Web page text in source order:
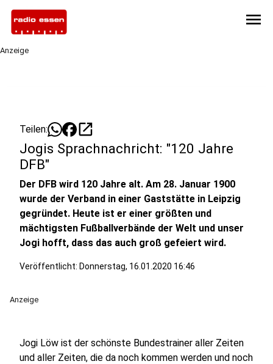
menu
Anzeige
Teilen: open_in_new
Jogis Sprachnachricht: "120 Jahre
DFB"
Der DFB wird 120 Jahre alt. Am 28. Januar 1900
wurde der Verband in einer Gaststätte in Leipzig
gegründet. Heute ist er einer größten und
mächtigsten Fußballverbände der Welt und unser
Jogi hofft, dass das auch groß gefeiert wird.
Veröffentlicht: Donnerstag, 16.01.2020 16:46
Anzeige
Jogi Löw ist der schönste Bundestrainer aller Zeiten
und aller Zeiten, die da noch kommen werden und noch